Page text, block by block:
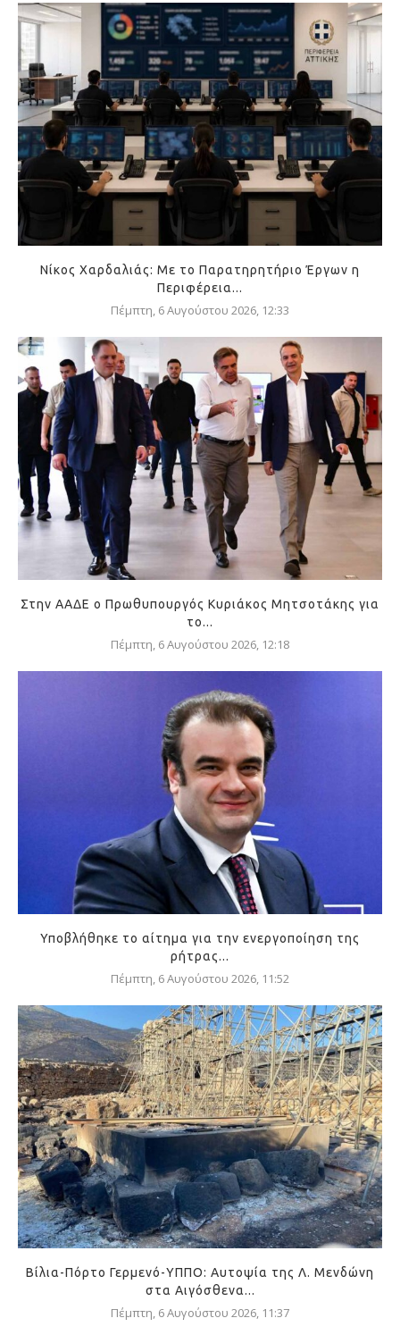
Νίκος Χαρδαλιάς: Με το Παρατηρητήριο Έργων η
Περιφέρεια...
Πέμπτη, 6 Αυγούστου 2026, 12:33
Στην ΑΑΔΕ ο Πρωθυπουργός Κυριάκος Μητσοτάκης για
το...
Πέμπτη, 6 Αυγούστου 2026, 12:18
Υποβλήθηκε το αίτημα για την ενεργοποίηση της
ρήτρας...
Πέμπτη, 6 Αυγούστου 2026, 11:52
Βίλια-Πόρτο Γερμενό-ΥΠΠΟ: Αυτοψία της Λ. Μενδώνη
στα Αιγόσθενα...
Πέμπτη, 6 Αυγούστου 2026, 11:37